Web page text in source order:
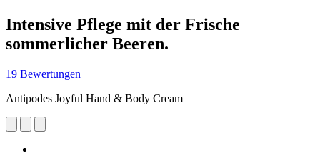
Intensive Pflege mit der Frische
sommerlicher Beeren.
19 Bewertungen
Antipodes Joyful Hand & Body Cream